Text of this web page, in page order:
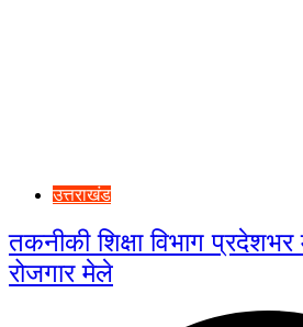
उत्तराखंड
तकनीकी शिक्षा विभाग
रोजगार मेले